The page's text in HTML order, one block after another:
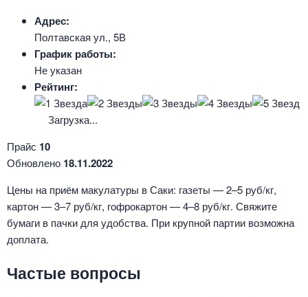
Адрес:
Полтавская ул., 5В
График работы:
Не указан
Рейтинг:
Загрузка...
Прайс 10
Обновлено 18.11.2022
Цены на приём макулатуры в Саки: газеты — 2–5 руб/кг,
картон — 3–7 руб/кг, гофрокартон — 4–8 руб/кг. Свяжите
бумаги в пачки для удобства. При крупной партии возможна
доплата.
Частые вопросы